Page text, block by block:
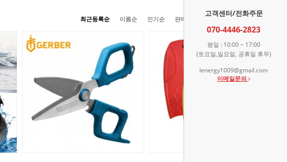
고객센터/전화주문
070-4446-2823
평일 : 10:00 ~ 17:00
(토요일,일요일, 공휴일 휴무)
lenergy1009@gmail.com
이메일문의
최근등록순 이름순 인기순 판매순 높은가격순 낮은가격순